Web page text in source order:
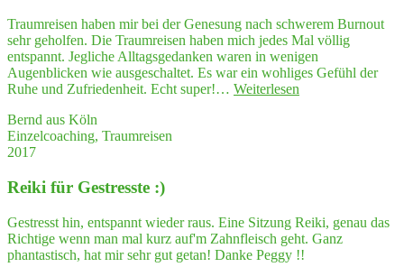
Traumreisen haben mir bei der Genesung nach schwerem Burnout
sehr geholfen. Die Traumreisen haben mich jedes Mal völlig
entspannt. Jegliche Alltagsgedanken waren in wenigen
Augenblicken wie ausgeschaltet. Es war ein wohliges Gefühl der
Ruhe und Zufriedenheit. Echt super!… Weiterlesen
sung
nach
schwe­
Bernd aus Köln
Einzelcoaching, Traumreisen
2017
Rei­ki für Gestresste :)
Gestresst hin, entspannt wieder raus. Eine Sitzung Reiki, genau das
Richtige wenn man mal kurz auf'm Zahnfleisch geht. Ganz
phantastisch, hat mir sehr gut getan! Danke Peggy !!